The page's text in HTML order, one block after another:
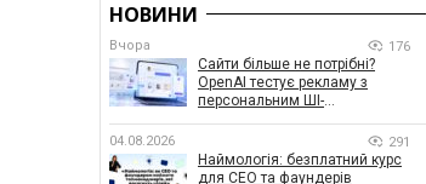
НОВИНИ
Вчора 176
Сайти більше не потрібні?
OpenAI тестує рекламу з
персональним ШІ-
04.08.2026 291
Наймологія: безплатний курс
для CEO та фаундерів